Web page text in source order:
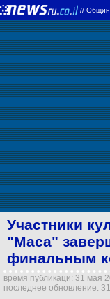
//
Участники
"Маса"
финальным
время публикаци: 31 мая
последнее обновление: